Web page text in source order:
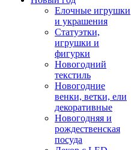
Елочные игрушки
и украшения
Статуэтки,
игрушки и
фигурки
Новогодний
текстиль
Новогодние
венки, ветки, ели
декоративные
Новогодняя и
рождественская
посуда